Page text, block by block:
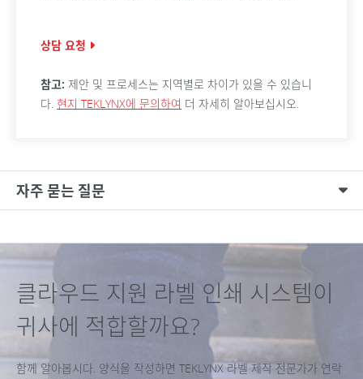
상담 요청
참고: 제안 및 프로세스는 지역별로 차이가 있을 수 있습니
다. 현지 TEKLYNX에 문의하여 더 자세히 알아보십시오.
자주 묻는 질문
클라우드 지원 라벨 인쇄 시스템이
귀사에 적합할까요?
함께 알아봅시다. 양식을 작성하면 TEKLYNX 라벨 제작 전문가가 연락